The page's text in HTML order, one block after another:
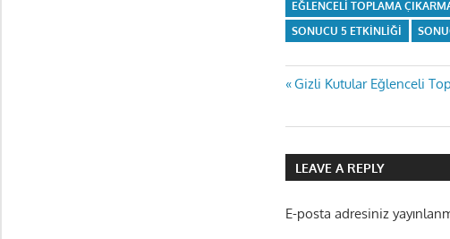
EĞLENCELI TOPLAMA
SONUCU 5 ETKINLIĞI
Yazı
gezinmesi
Previous
Gizli Kutular Eğlenceli
LEAVE A REPLY
E-posta adresiniz